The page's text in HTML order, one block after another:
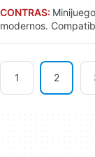
CONTRAS:
modernos.
1 2